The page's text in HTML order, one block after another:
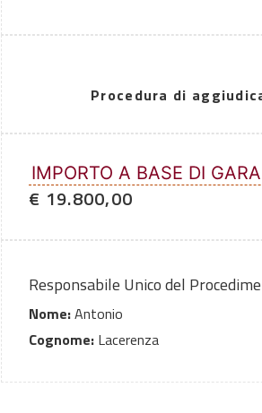
Procedura di
IMPORTO A BASE DI
€ 19.800,00
Responsabile Unico del
Nome:Antonio
Cognome: Lacerenza